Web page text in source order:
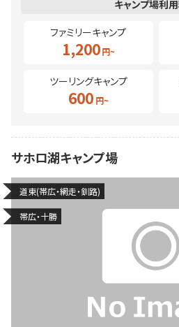
ファミリーキャンプ
1,200
ツーリングキャンプ
600
サホロ湖キャンプ場
道東(帯広・網走・釧路)
帯広・十勝